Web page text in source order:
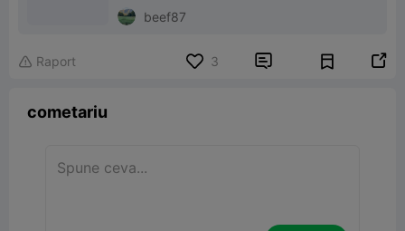
beef87
 Raport 3  
cometariu